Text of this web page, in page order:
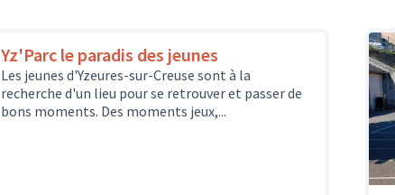
Yz'Parc le paradis des jeunes
Les jeunes d'Yzeures-sur-Creuse sont à la
recherche d'un lieu pour se retrouver et passer de
bons moments. Des moments jeux,...